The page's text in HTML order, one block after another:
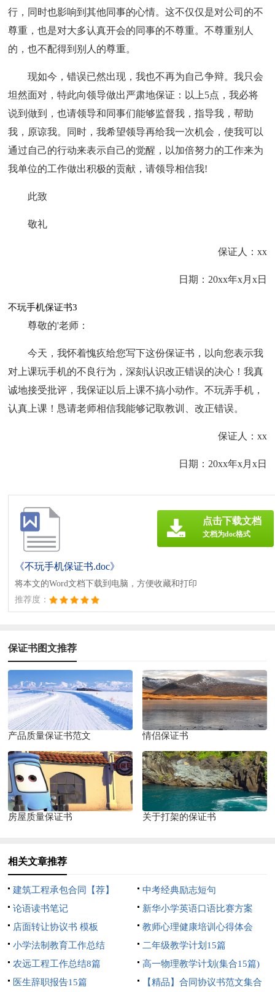
行，同时也影响到其他同事的心情。这不仅仅是对公司的不
尊重，也是对大多认真开会的同事的不尊重。不尊重别人
的，也不配得到别人的尊重。
现如今，错误已然出现，我也不再为自己争辩。我只会
坦然面对，特此向领导做出严肃地保证：以上5点，我必将
说到做到，也请领导和同事们能够监督我，指导我，帮助
我，原谅我。同时，我希望领导再给我一次机会，使我可以
通过自己的行动来表示自己的觉醒，以加倍努力的工作来为
我单位的工作做出积极的贡献，请领导相信我!
此致
敬礼
保证人：xx
日期：20xx年x月x日
不玩手机保证书3
尊敬的'老师：
今天，我怀着愧疚给您写下这份保证书，以向您表示我
对上课玩手机的不良行为，深刻认识改正错误的决心！我真
诚地接受批评，我保证以后上课不搞小动作。不玩弄手机，
认真上课！恳请老师相信我能够记取教训、改正错误。
保证人：xx
日期：20xx年x月x日
《不玩手机保证书.doc》
将本文的Word文档下载到电脑，方便收藏和打印
推荐度：
点击下载文档
文档为doc格式
保证书图文推荐
产品质量保证书范文 情侣保证书
房屋质量保证书 关于打架的保证书
相关文章推荐
建筑工程承包合同【荐】
中考经典励志短句
论语读书笔记
新华小学英语口语比赛方案
店面转让协议书 模板
教师心理健康培训心得体会
小学法制教育工作总结
二年级教学计划15篇
农远工程工作总结8篇
高一物理教学计划(集合15篇)
医生辞职报告15篇
【精品】合同协议书范文集合